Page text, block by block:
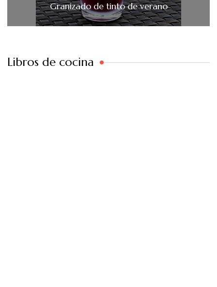
Granizado de tinto de verano
Libros de cocina